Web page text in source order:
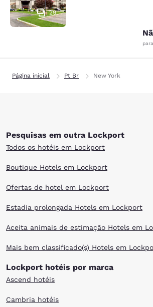
29
Página inicial Pt Br New York
Pesquisas em outra Lockport
Todos os hotéis em Lockport
Boutique Hotels em Lockport
Ofertas de hotel em Lockport
Estadia prolongada Hotels em Lockport
Aceita animais de estimação Hotels em
Mais bem classificado(s) Hotels em
Lockport hotéis por marca
Ascend hotéis
Cambria hotéis